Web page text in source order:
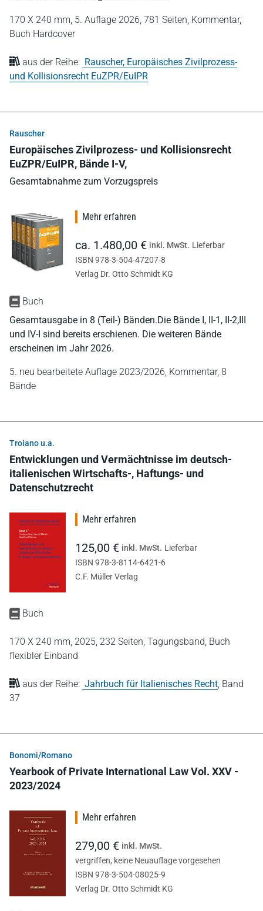
170 X 240 mm, 5. Auflage 2026, 781 Seiten, Kommentar,
Buch Hardcover
aus der Reihe: Rauscher, Europäisches Zivilprozess-
und Kollisionsrecht EuZPR/EuIPR
Rauscher
Europäisches Zivilprozess- und Kollisionsrecht
EuZPR/EuIPR, Bände I-V,
Gesamtabnahme zum Vorzugspreis
Buch
Gesamtausgabe in 8 (Teil-) Bänden.Die Bände I, II-1, II-2,III
und IV-I sind bereits erschienen. Die weiteren Bände
erscheinen im Jahr 2026.
5. neu bearbeitete Auflage 2023/2026, Kommentar, 8
Bände
Mehr erfahren
ca. 1.480,00 € inkl. MwSt. Lieferbar
ISBN 978-3-504-47207-8
Verlag Dr. Otto Schmidt KG
Troiano u.a.
Entwicklungen und Vermächtnisse im deutsch-
italienischen Wirtschafts-, Haftungs- und
Datenschutzrecht
Buch
170 X 240 mm, 2025, 232 Seiten, Tagungsband, Buch
flexibler Einband
aus der Reihe: Jahrbuch für Italienisches Recht, Band
37
Mehr erfahren
125,00 € inkl. MwSt. Lieferbar
ISBN 978-3-8114-6421-6
C.F. Müller Verlag
Bonomi/Romano
Yearbook of Private International Law Vol. XXV -
2023/2024
Mehr erfahren
279,00 € inkl. MwSt.
vergriffen, keine Neuauflage vorgesehen
ISBN 978-3-504-08025-9
Verlag Dr. Otto Schmidt KG